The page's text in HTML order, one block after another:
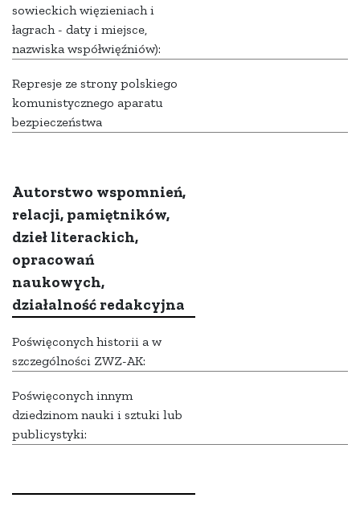
sowieckich więzieniach i
łagrach - daty i miejsce,
nazwiska współwięźniów):
Represje ze strony polskiego
komunistycznego aparatu
bezpieczeństwa
Autorstwo wspomnień,
relacji, pamiętników,
dzieł literackich,
opracowań
naukowych,
działalność redakcyjna
Poświęconych historii a w
szczególności ZWZ-AK:
Poświęconych innym
dziedzinom nauki i sztuki lub
publicystyki: